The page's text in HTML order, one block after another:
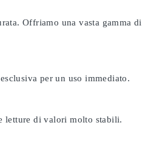
Offriamo una vasta gamma
per un uso immediato.
letture di valori molto stabili.